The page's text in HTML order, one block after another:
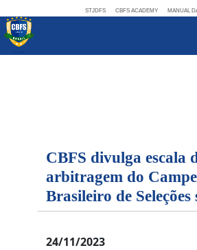
STJDFS CBFS ACADEMY MANUAL
CBFS divulga escala
arbitragem do
Brasileiro de Seleções
24/11/2023